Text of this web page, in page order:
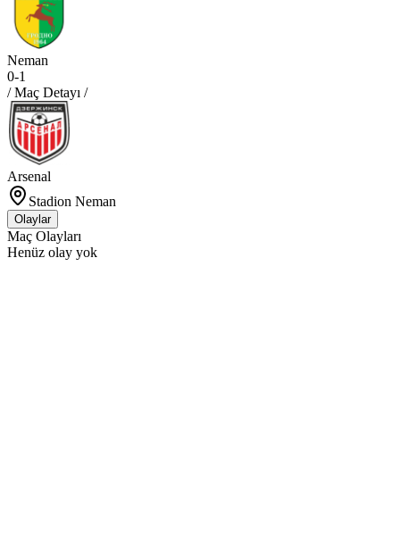
Neman
0-1
/ Maç Detayı /
Arsenal
Stadion Neman
Olaylar
Maç Olayları
Henüz olay yok